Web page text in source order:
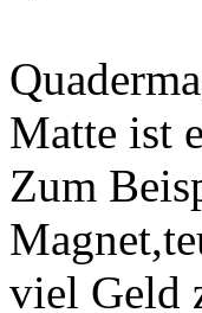
Matte ist
Zum
viel Geld